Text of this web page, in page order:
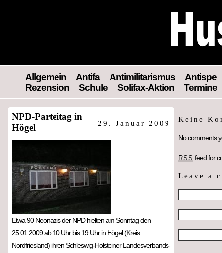
Allgemein Antifa Antimilitarismus
Antispe
Rezension
Schule Solifax-Aktion Termine
29. Januar 2009
NPD-Parteitag in
Högel
Etwa 90 Neonazis der NPD hielten am Sonntag den
25.01.2009 ab 10 Uhr bis 19 Uhr in Högel (Kreis
Nordfriesland) ihren Schleswig-Holsteiner Landesverbands-
Keine
No comments
RSS feed for
Leave a